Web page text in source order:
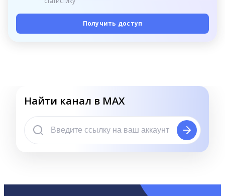
Получить доступ
Найти канал в MAX